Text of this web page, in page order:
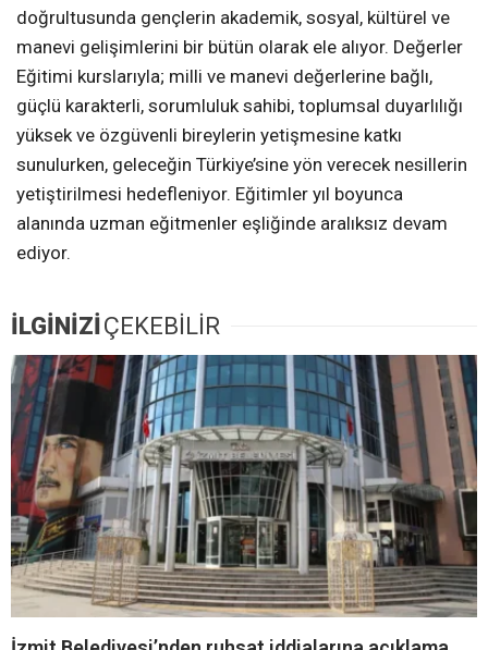
doğrultusunda gençlerin akademik, sosyal, kültürel ve
manevi gelişimlerini bir bütün olarak ele alıyor. Değerler
Eğitimi kurslarıyla; milli ve manevi değerlerine bağlı,
güçlü karakterli, sorumluluk sahibi, toplumsal duyarlılığı
yüksek ve özgüvenli bireylerin yetişmesine katkı
sunulurken, geleceğin Türkiye’sine yön verecek nesillerin
yetiştirilmesi hedefleniyor. Eğitimler yıl boyunca
alanında uzman eğitmenler eşliğinde aralıksız devam
ediyor.
İLGİNİZİÇEKEBİLİR